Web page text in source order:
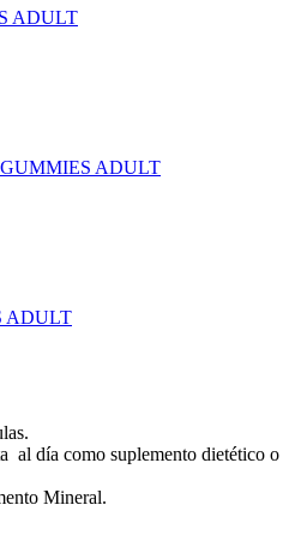
ADULT
ADULT
ADULT
al día como suplemento dietético o
Mineral.